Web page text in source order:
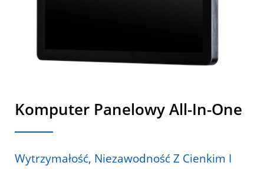
Komputer Panelowy All-In-One
Wytrzymałość, Niezawodność Z Cienkim I